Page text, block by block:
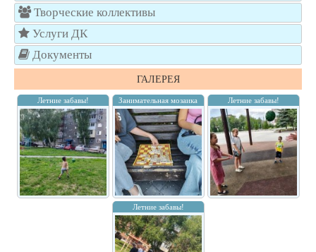
Творческие коллективы
Услуги ДК
Документы
ГАЛЕРЕЯ
Летние забавы! Занимательная мозаика Летние забавы!
Летние забавы!